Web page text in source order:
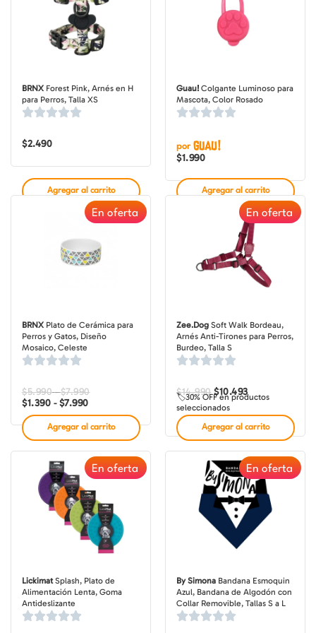
BRNX Forest Pink, Arnés en H
para Perros, Talla XS
$2.490
Agregar al carrito
Guau! Colgante Luminoso para
Mascota, Color Rosado
por
$1.990
Agregar al carrito
BRNX Plato de Cerámica para
Perros y Gatos, Diseño
Mosaico, Celeste
En oferta
$5.990 - $7.990Rango
desde
$5.990
hasta
$7.990
$1.390 - $7.990
Rango
de
desde
$1.390
hasta
$7.990
Agregar al carrito
Zee.Dog Soft Walk Bordeau,
Arnés Anti-Tirones para Perros,
Burdeo, Talla S
En oferta
$14.990 El
precio
original
$14.990.
$10.493El
precio
$10.493.
🏷️30% OFF en productos
seleccionados
Agregar al carrito
LickimatSplash, Plato de
Alimentación Lenta, Goma
Antideslizante
En oferta
By Simona Bandana Esmoquin
Azul, Bandana de Algodón con
Collar Removible, Tallas S a L
En oferta